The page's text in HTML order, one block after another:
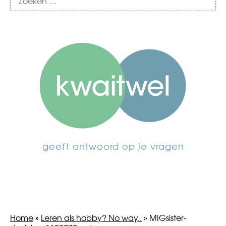
geeft antwoord op je vragen
Home» Leren als hobby? No way.. » MIGsister-